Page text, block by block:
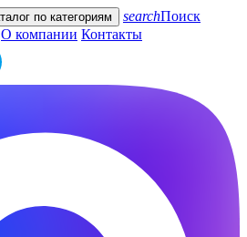
по категориям searchПоиск
О компании Контакты